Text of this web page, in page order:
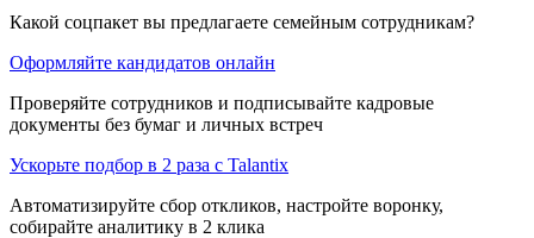
Какой соцпакет вы предлагаете семейным сотрудникам?
Оформляйте кандидатов онлайн
Проверяйте сотрудников и подписывайте кадровые
документы без бумаг и личных встреч
Ускорьте подбор в 2 раза с Talantix
Автоматизируйте сбор откликов, настройте воронку,
собирайте аналитику в 2 клика